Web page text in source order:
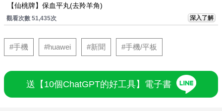
【仙桃牌】保血平丸(去羚羊角)
觀看次數 51,435次 深入了解
#手機 #huawei #新聞 #手機/平板
送【10個ChatGPT的好工具】電子書